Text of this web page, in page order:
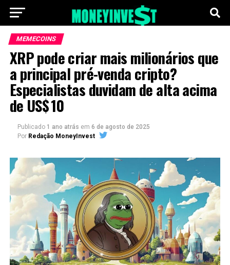
MEMECOINS
XRP pode criar mais milionários que
a principal pré-venda cripto?
Especialistas duvidam de alta acima
de US$ 10
Publicado 1 ano atrás em 6 de agosto de 2025
Por Redação MoneyInvest